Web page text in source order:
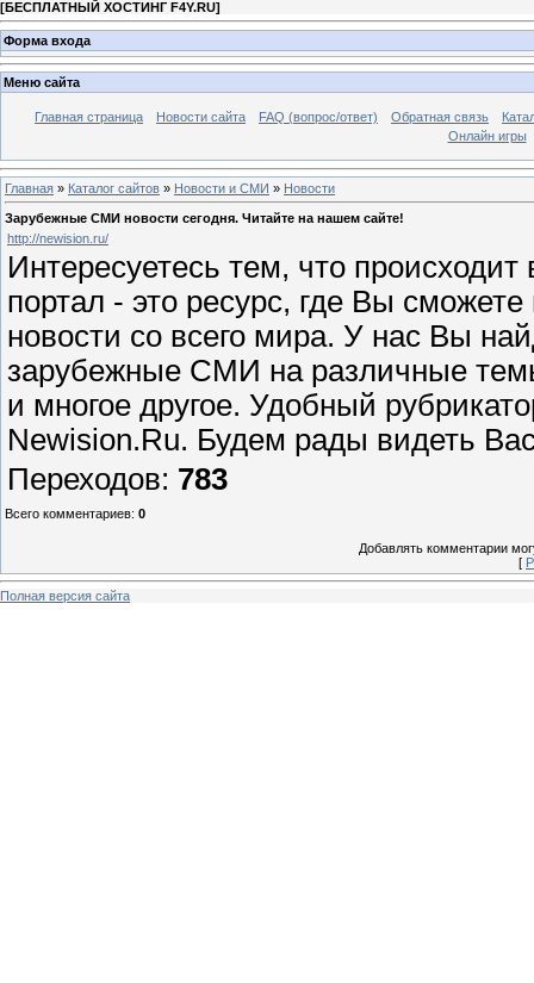
[БЕСПЛАТНЫЙ ХОСТИНГ F4Y.RU]
Форма входа
Меню сайта
Главная страница Новости сайта FAQ (вопрос/ответ) Обратная связь
Онлайн игры
Главная » Каталог сайтов » Новости и СМИ » Новости
Зарубежные СМИ новости сегодня. Читайте на нашем сайте!
http://newision.ru/
Интересуетесь тем, что
портал - это ресурс, где Вы
новости со всего мира. У нас Вы
зарубежные СМИ на различные
и многое другое. Удобный
Newision.Ru. Будем рады видеть
Переходов: 783
Всего комментариев: 0
Добавлять комментарии
[
Полная версия сайта